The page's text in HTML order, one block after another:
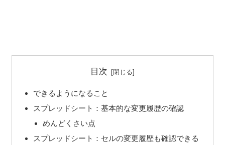
目次
できるようになること
スプレッドシート：基本的な変更履歴の確認
めんどくさい点
スプレッドシート：セルの変更履歴も確認できる